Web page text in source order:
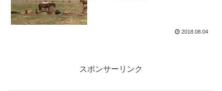
2018.08.04
スポンサーリンク